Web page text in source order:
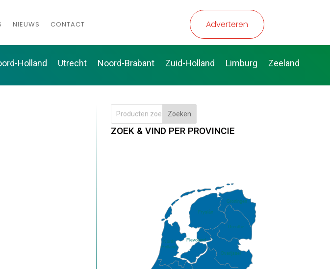
NIEUWS CONTACT Adverteren
Holland Utrecht Noord-Brabant Zuid-Holland Limburg Zeeland
Zoeken
ZOEK & VIND PER PROVINCIE
Drenthe
Flevoland
Fryslân
Groningen
North
Holland
Overijssel